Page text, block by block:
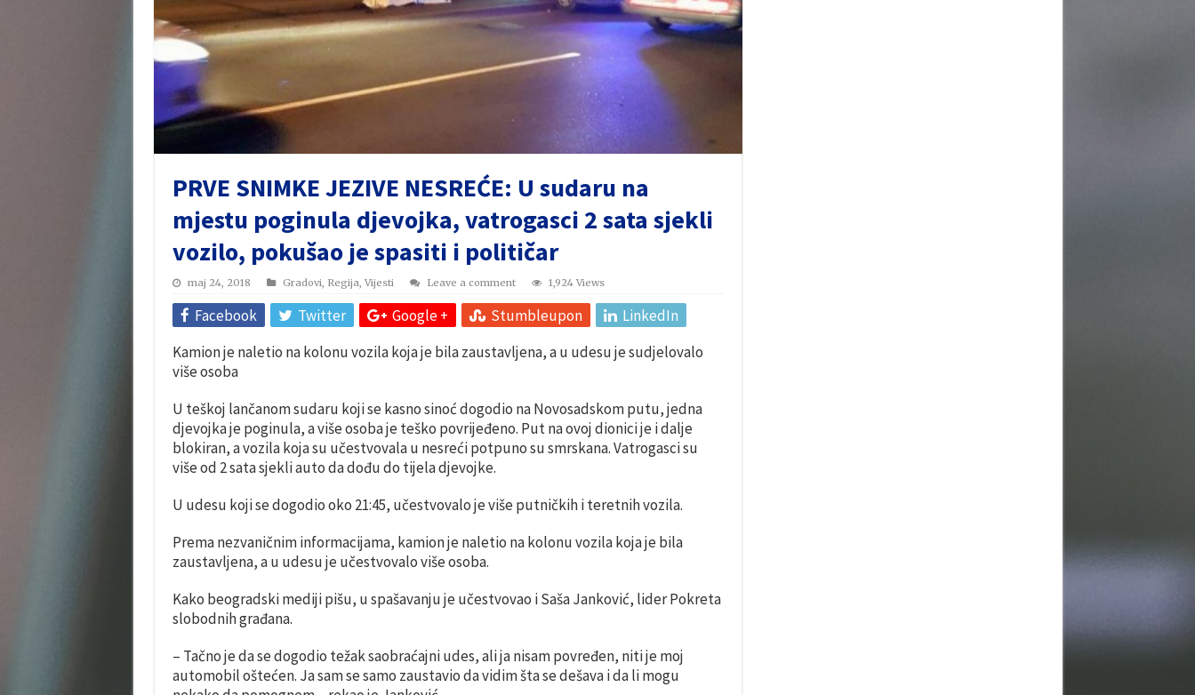
PRVE SNIMKE JEZIVE NESREĆE: U sudaru na
mjestu poginula djevojka, vatrogasci 2 sata sjekli
vozilo, pokušao je spasiti i političar
maj 24, 2018 Gradovi, Regija, Vijesti Leave a comment 1,924 Views
Facebook Twitter Google + Stumbleupon
LinkedIn
Kamion je naletio na kolonu vozila koja je bila zaustavljena, a u udesu je sudjelovalo
više osoba
U teškoj lančanom sudaru koji se kasno sinoć dogodio na Novosadskom putu, jedna
djevojka je poginula, a više osoba je teško povrijeđeno. Put na ovoj dionici je i dalje
blokiran, a vozila koja su učestvovala u nesreći potpuno su smrskana. Vatrogasci su
više od 2 sata sjekli auto da dođu do tijela djevojke.
U udesu koji se dogodio oko 21:45, učestvovalo je više putničkih i teretnih vozila.
Prema nezvaničnim informacijama, kamion je naletio na kolonu vozila koja je bila
zaustavljena, a u udesu je učestvovalo više osoba.
Kako beogradski mediji pišu, u spašavanju je učestvovao i Saša Janković, lider Pokreta
slobodnih građana.
– Tačno je da se dogodio težak saobraćajni udes, ali ja nisam povređen, niti je moj
automobil oštećen. Ja sam se samo zaustavio da vidim šta se dešava i da li mogu